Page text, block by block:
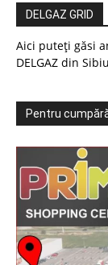
DELGAZ GRID
Aici puteți găsi
DELGAZ din
Pentru